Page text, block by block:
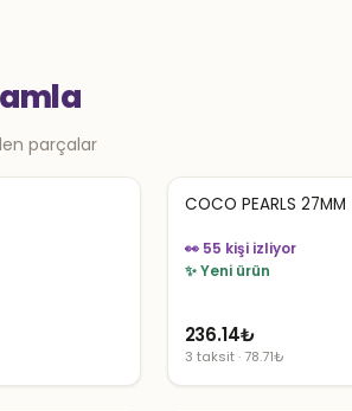
parçalar
COCO PEARLS 27MM
👀 55 kişi izliyor
✨ Yeni ürün
236.14₺
3 taksit · 78.71₺